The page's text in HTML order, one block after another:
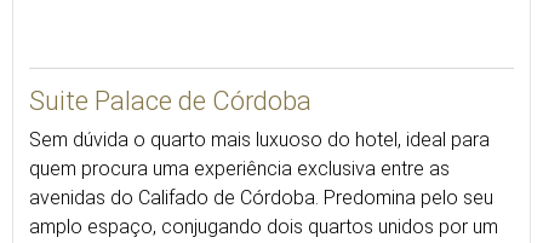
Suite Palace de Córdoba
Sem dúvida o quarto mais luxuoso do hotel, ideal para
quem procura uma experiência exclusiva entre as
avenidas do Califado de Córdoba. Predomina pelo seu
amplo espaço, conjugando dois quartos unidos por um